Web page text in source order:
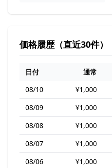
価格履歴（直近30件）
日付 通常
08/10
¥1,000
08/09
¥1,000
08/08
¥1,000
08/07
¥1,000
08/06
¥1,000